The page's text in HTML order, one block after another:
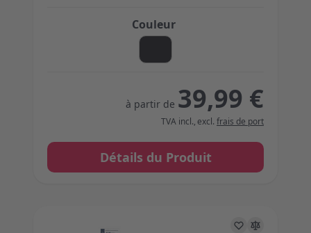
Couleur
à partir de 39,99 €
TVA incl., excl. frais de port
Détails du Produit